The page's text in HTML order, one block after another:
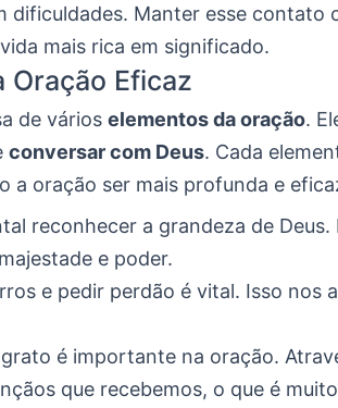
dificuldades. Manter esse contato
mais rica em significado.
Oração Eficaz
de vários elementos da oração.
conversar com Deus. Cada
a oração ser mais profunda e
reconhecer a grandeza de Deus.
e poder.
e pedir perdão é vital. Isso nos
grato é importante na oração.
que recebemos, o que é